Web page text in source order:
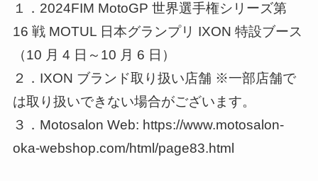
１．2024FIM MotoGP 世界選手権シリーズ第
16 戦 MOTUL 日本グランプリ IXON 特設ブース
（10 月 4 日～10 月 6 日）
２．IXON ブランド取り扱い店舗 ※一部店舗で
は取り扱いできない場合がございます。
３．Motosalon Web: https://www.motosalon-
oka-webshop.com/html/page83.html